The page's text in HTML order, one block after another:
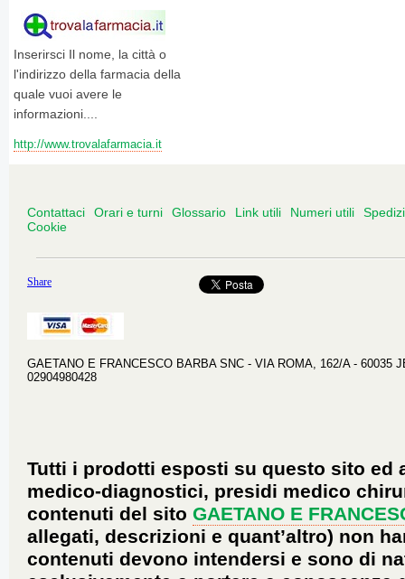
Inserirsci Il nome, la città o
l'indirizzo della farmacia della
quale vuoi avere le
informazioni....
http://www.trovalafarmacia.it
Contattaci Orari e turni Glossario Link utili Numeri utili
Cookie
Share
GAETANO E FRANCESCO BARBA SNC - VIA ROMA, 162/A - 60035
02904980428
Tutti i prodotti esposti su questo sito
medico-diagnostici, presidi medico
contenuti del sito GAETANO E
allegati, descrizioni e quant’altro) non
contenuti devono intendersi e sono di